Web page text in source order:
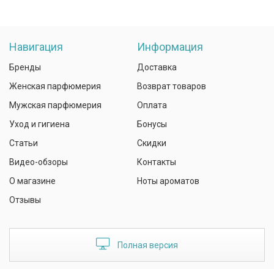
Навигация
Бренды
Женская парфюмерия
Мужская парфюмерия
Уход и гигиена
Статьи
Видео-обзоры
О магазине
Отзывы
Информация
Доставка
Возврат товаров
Оплата
Бонусы
Скидки
Контакты
Ноты ароматов
Полная версия